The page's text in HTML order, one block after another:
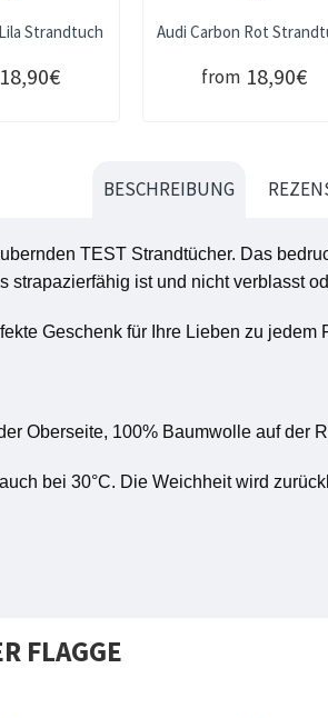
Strandtuch
18,90€
Audi Carbon Rot
from 18,90€
BESCHREIBUNG
TEST Strandtücher. Das
strapazierfähig ist und nicht verblasst
Geschenk für Ihre Lieben zu
Oberseite, 100% Baumwolle auf der
bei 30°C. Die Weichheit wird
FLAGGE